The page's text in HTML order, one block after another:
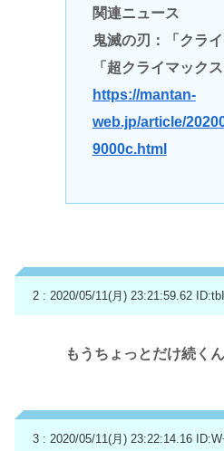
関連ニュース
鬼滅の刃：「クラ
「超クライマック
https://mantan-
web.jp/article/
9000c.html
2 : 2020/05/11(月) 23:21:59.62
もうちょっとだけ続くん
3 : 2020/05/11(月) 23:22:14.16